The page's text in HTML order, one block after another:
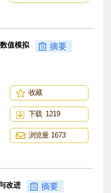
值模拟 摘要
收藏
下载 1219
浏览量 1673
改进 摘要